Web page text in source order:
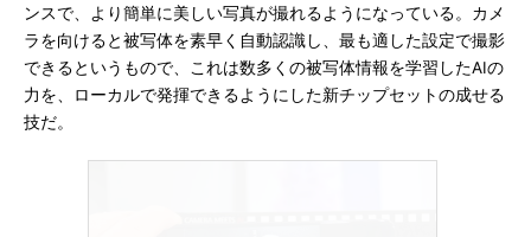
ンスで、より簡単に美しい写真が撮れるようになっている。カメ
ラを向けると被写体を素早く自動認識し、最も適した設定で撮影
できるというもので、これは数多くの被写体情報を学習したAIの
力を、ローカルで発揮できるようにした新チップセットの成せる
技だ。